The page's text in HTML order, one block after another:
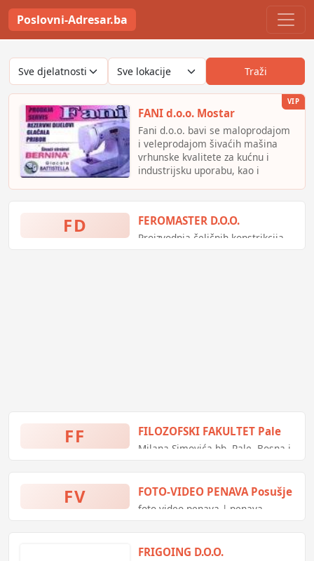
Poslovni-Adresar.ba
Traži
VIP
FANI d.o.o. Mostar
Fani d.o.o. bavi se maloprodajom
i veleprodajom šivaćih mašina
vrhunske kvalitete za kućnu i
industrijsku uporabu, kao i
Servis i rezervni dijelovi.
FD FEROMASTER D.O.O.
Proizvodnja čeličnih konstrikcija,
FF FILOZOFSKI FAKULTET Pale
Milana Simovića bb, Pale, Bosna i
FV FOTO-VIDEO PENAVA Posušje
foto video penava | penava
FRIGOING D.O.O.